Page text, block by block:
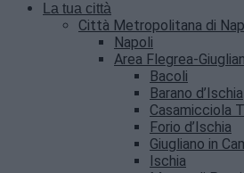
La tua città
Città Metropolitana di
Napoli
Area Flegrea-
Bacoli
Barano d’Ischia
Casamicciola
Forio d’Ischia
Giugliano in
Ischia